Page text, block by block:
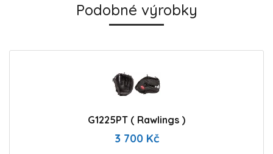
Podobné výrobky
G1225PT ( Rawlings )
3 700 Kč